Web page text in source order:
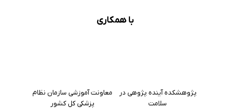
با همکاری
پژوهشکده آینده پژوهی در
سلامت
معاونت آموزشی سازمان نظام
پزشکی کل کشور